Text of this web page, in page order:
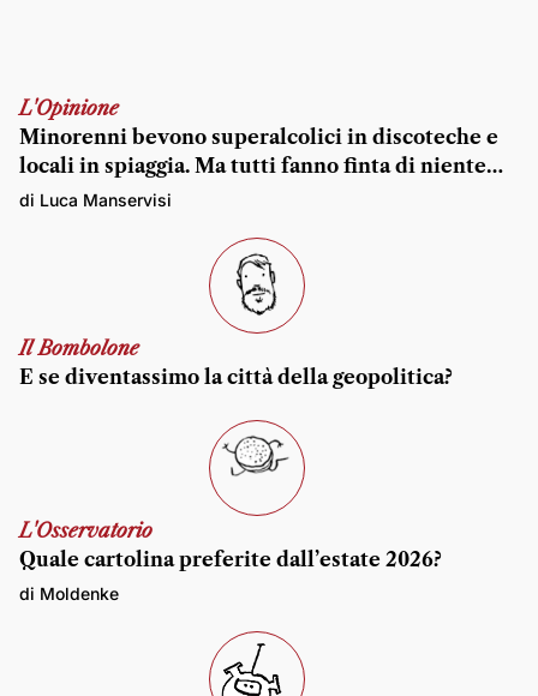
L'Opinione
Minorenni bevono superalcolici in discoteche e
locali in spiaggia. Ma tutti fanno finta di niente…
di Luca Manservisi
Il Bombolone
E se diventassimo la città della geopolitica?
L'Osservatorio
Quale cartolina preferite dall’estate 2026?
di Moldenke